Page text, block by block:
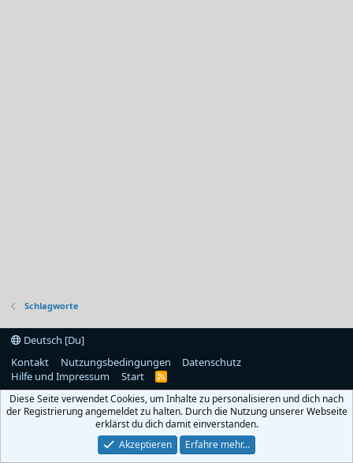
Schlagworte
Deutsch [Du]
Kontakt
Nutzungsbedingungen
Datenschutz
Hilfe und Impressum
Start
R
S
Diese Seite verwendet Cookies, um Inhalte zu personalisieren und dich nach
der Registrierung angemeldet zu halten. Durch die Nutzung unserer Webseite
erklärst du dich damit einverstanden.
Akzeptieren
Erfahre mehr…